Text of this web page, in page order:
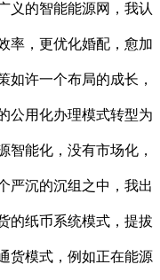
义的智能能源网，我认
率，更优化婚配，愈加
如许一个布局的成长，
公用化办理模式转型为
智能化，没有市场化，
严沉的沉组之中，我出
的纸币系统模式，提拔
货模式，例如正在能源